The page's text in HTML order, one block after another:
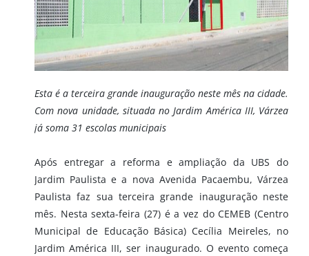
Esta é a terceira grande inauguração neste mês na cidade.
Com nova unidade, situada no Jardim América III, Várzea
já soma 31 escolas municipais
Após entregar a reforma e ampliação da UBS do
Jardim Paulista e a nova Avenida Pacaembu, Várzea
Paulista faz sua terceira grande inauguração neste
mês. Nesta sexta-feira (27) é a vez do CEMEB (Centro
Municipal de Educação Básica) Cecília Meireles, no
Jardim América III, ser inaugurado. O evento começa